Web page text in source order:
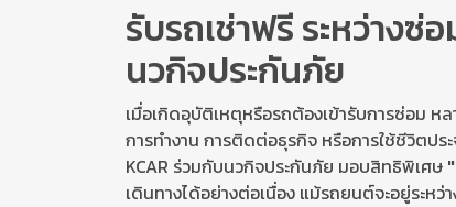
รับรถเช่าฟรี ระหว่าง
นวกิจประกันภัย
เมื่อเกิดอุบัติเหตุหรือรถต้องเข้ารับการซ่อม
การทำงาน การติดต่อธุรกิจ หรือการใช้ชีวิตประ
KCAR ร่วมกับนวกิจประกันภัย มอบสิทธิพิเศษ
เดินทางได้อย่างต่อเนื่อง แม้รถยนต์จะอยู่ระห